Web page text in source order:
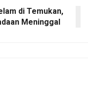
di Temukan,
Meninggal